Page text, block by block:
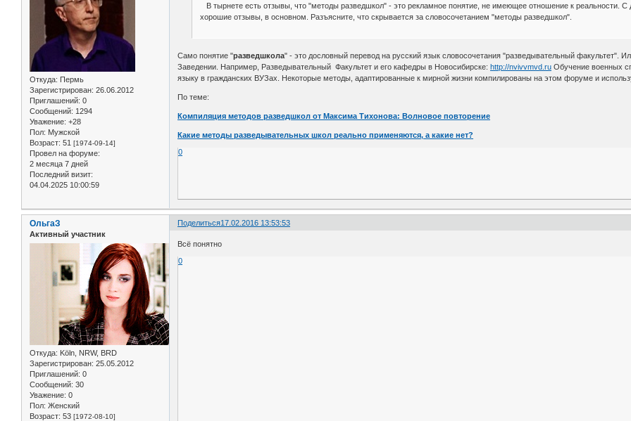
Откуда: Пермь
Зарегистрирован: 26.06.2012
Приглашений: 0
Сообщений: 1294
Уважение: +28
Пол: Мужской
Возраст: 51 [1974-09-14]
Провел на форуме:
2 месяца 7 дней
Последний визит:
04.04.2025 10:00:59
В тырнете есть отзывы, что "методы разведшкол" - это рекламное понятие, не имеющее отношение к реальности. С
хорошие отзывы, в основном. Разъясните, что скрывается за словосочетанием "методы разведшкол".
Само понятие "разведшкола" - это дословный перевод на русский язык словосочетания "разведывательный факультет".
Заведении. Например, Разведывательный Факультет и его кафедры в Новосибирске:http://nvivvmvd.ru Обучение военных
языку в гражданских ВУЗах. Некоторые методы, адаптированные к мирной жизни компилированы на этом форуме и
По теме:
Компиляция методов разведшкол от Максима Тихонова: Волновое повторение
Какие методы разведывательных школ реально применяются, а какие нет?
0
Поделиться17.02.2016 13:53:53
ОльгаЗ
Активный участник
Откуда: Köln, NRW, BRD
Зарегистрирован: 25.05.2012
Приглашений: 0
Сообщений: 30
Уважение: 0
Пол: Женский
Возраст: 53 [1972-08-10]
Всё понятно
0